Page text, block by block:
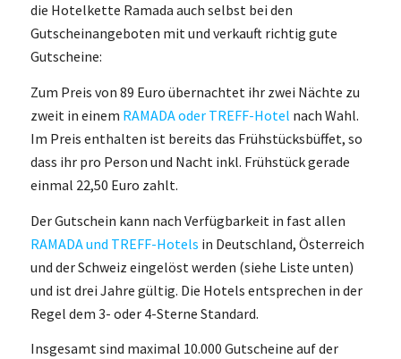
die Hotelkette Ramada auch selbst bei den
Gutscheinangeboten mit und verkauft richtig gute
Gutscheine:
Zum Preis von 89 Euro übernachtet ihr zwei Nächte zu
zweit in einem RAMADA oder TREFF-Hotel nach Wahl.
Im Preis enthalten ist bereits das Frühstücksbüffet, so
dass ihr pro Person und Nacht inkl. Frühstück gerade
einmal 22,50 Euro zahlt.
Der Gutschein kann nach Verfügbarkeit in fast allen
RAMADA und TREFF-Hotels in Deutschland, Österreich
und der Schweiz eingelöst werden (siehe Liste unten)
und ist drei Jahre gültig. Die Hotels entsprechen in der
Regel dem 3- oder 4-Sterne Standard.
Insgesamt sind maximal 10.000 Gutscheine auf der